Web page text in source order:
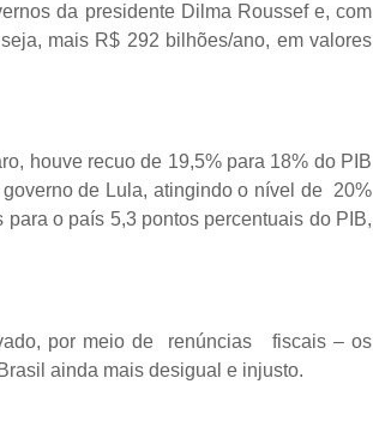
da presidente Dilma Roussef e, com
mais R$ 292 bilhões/ano, em valores
houve recuo de 19,5% para 18% do PIB
de Lula, atingindo o nível de 20%
o país 5,3 pontos percentuais do PIB,
por meio de renúncias fiscais – os
ainda mais desigual e injusto.